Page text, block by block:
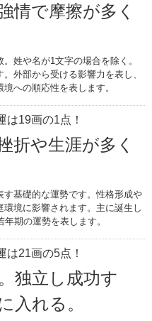
情で摩擦が多く
姓や名が1文字の場合を除く。
外部から受ける影響力を表し、
への順応性を表します。
は19画の1点！
折や生涯が多く
す基礎的な運勢です。性格形成や
境に影響されます。主に誕生し
期の運勢を表します。
は21画の5点！
独立し成功す
入れる。